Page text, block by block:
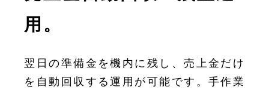
用。
翌日の準備金を機内に残し、売上金だけ
を自動回収する運用が可能です。手作業